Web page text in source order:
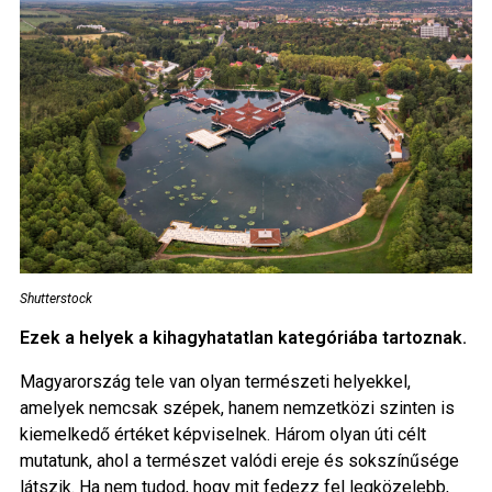
Shutterstock
Ezek a helyek a kihagyhatatlan kategóriába tartoznak.
Magyarország tele van olyan természeti helyekkel,
amelyek nemcsak szépek, hanem nemzetközi szinten is
kiemelkedő értéket képviselnek. Három olyan úti célt
mutatunk, ahol a természet valódi ereje és sokszínűsége
látszik. Ha nem tudod, hogy mit fedezz fel legközelebb,